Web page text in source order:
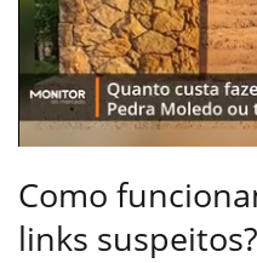
Como
links suspeitos?